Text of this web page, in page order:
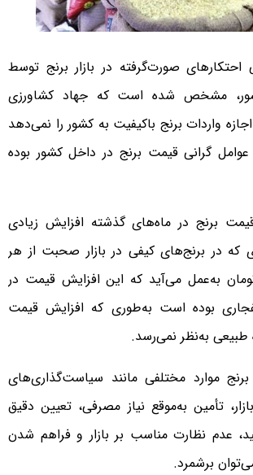
صورت‌گرفته در بازار برنج توسط
مشخص شده است که جهاد کشاورزی
واردات برنج باکیفیت به کشور را نمی‌دهد
گرانی قیمت برنج در داخل کشور بوده
برنج در ماه‌های گذشته افزایش زیادی
که در برنج‌های کیفی در بازار صحبت از هر
هزار تومان به‌عمل می‌آید که این افزایش قیمت در
بوده است به‌طوری که افزایش قیمت
طبیعی به‌نظر نمی‌رسد.
برنج موارد مختلفی مانند سیاست‌گذاری‌های
تأمین به‌موقع نیاز مصرفی، تعیین دقیق
عدم نظارت مناسب بر بازار و فراهم شدن
برشمرد.